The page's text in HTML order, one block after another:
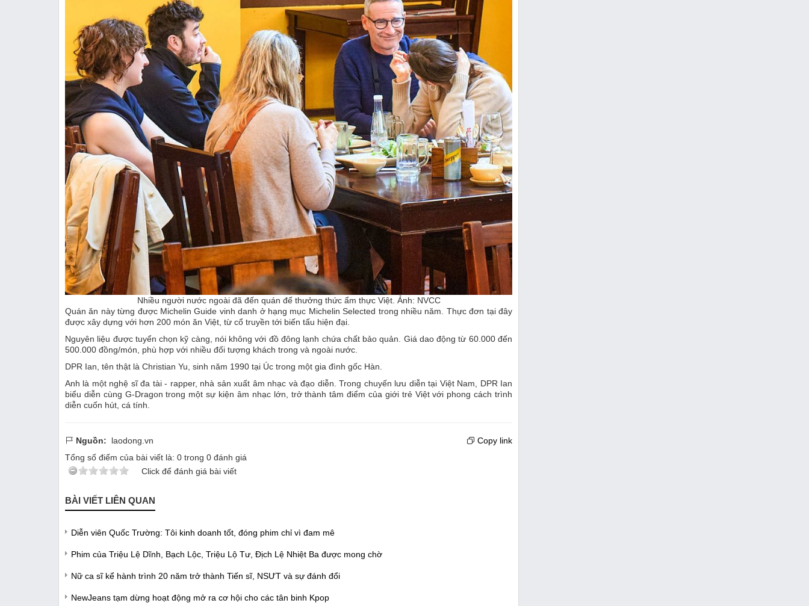
Nhiều người nước ngoài đã đến quán để thưởng thức ẩm thực Việt. Ảnh: NVCC
Quán ăn này từng được Michelin Guide vinh danh ở hạng mục Michelin Selected trong nhiều năm. Thực đơn tại đây
được xây dựng với hơn 200 món ăn Việt, từ cổ truyền tới biến tấu hiện đại.
Nguyên liệu được tuyển chọn kỹ càng, nói không với đồ đông lạnh chứa chất bảo quản. Giá dao động từ 60.000 đến
500.000 đồng/món, phù hợp với nhiều đối tượng khách trong và ngoài nước.
DPR Ian, tên thật là Christian Yu, sinh năm 1990 tại Úc trong một gia đình gốc Hàn.
Anh là một nghệ sĩ đa tài - rapper, nhà sản xuất âm nhạc và đạo diễn. Trong chuyến lưu diễn tại Việt Nam, DPR Ian
biểu diễn cùng G-Dragon trong một sự kiện âm nhạc lớn, trở thành tâm điểm của giới trẻ Việt với phong cách trình
diễn cuốn hút, cá tính.
Nguồn: laodong.vn
Copy link
Tổng số điểm của bài viết là: 0 trong 0 đánh giá
Click để đánh giá bài viết
BÀI VIẾT LIÊN QUAN
Diễn viên Quốc Trường: Tôi kinh doanh tốt, đóng phim chỉ vì đam mê
Phim của Triệu Lệ Dĩnh, Bạch Lộc, Triệu Lộ Tư, Địch Lệ Nhiệt Ba được mong chờ
Nữ ca sĩ kể hành trình 20 năm trở thành Tiến sĩ, NSƯT và sự đánh đổi
NewJeans tạm dừng hoạt động mở ra cơ hội cho các tân binh Kpop